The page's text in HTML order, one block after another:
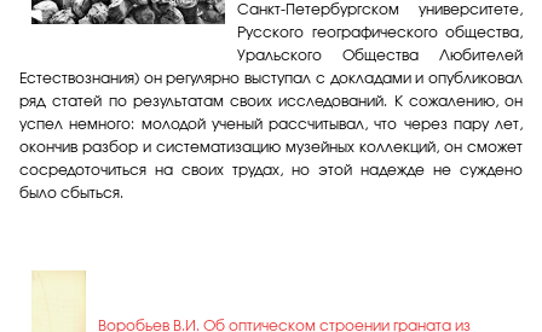
Санкт-Петербургском университете,
Русского географического общества,
Уральского Общества Любителей
Естествознания) он регулярно выступал с докладами и опубликовал
ряд статей по результатам своих исследований. К сожалению, он
успел немного: молодой ученый рассчитывал, что через пару лет,
окончив разбор и систематизацию музейных коллекций, он сможет
сосредоточиться на своих трудах, но этой надежде не суждено
было сбыться.
Воробьев В.И. Об оптическом строении граната из